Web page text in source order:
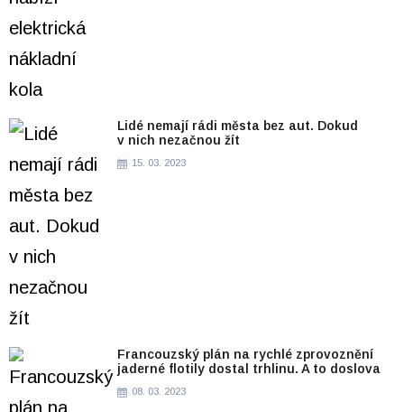
Lidé nemají rádi města bez aut. Dokud
v nich nezačnou žít
15. 03. 2023
Francouzský plán na rychlé zprovoznění
jaderné flotily dostal trhlinu. A to doslova
08. 03. 2023